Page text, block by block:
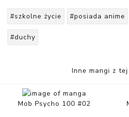
#szkolne życie #posiada anime
#duchy
Inne mangi z
Mob Psycho 100 #02